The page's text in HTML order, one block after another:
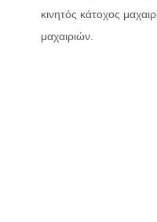
κινητός κάτοχος
μαχαιριών.